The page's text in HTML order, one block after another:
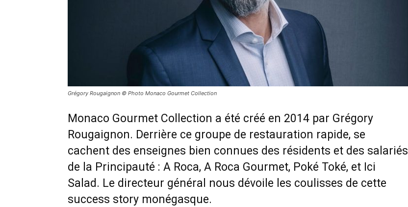
Grégory Rougaignon © Photo Monaco Gourmet Collection
Monaco Gourmet Collection a été créé en 2014 par Grégory
Rougaignon. Derrière ce groupe de restauration rapide, se
cachent des enseignes bien connues des résidents et des salariés
de la Principauté : A Roca, A Roca Gourmet, Poké Toké, et Ici
Salad. Le directeur général nous dévoile les coulisses de cette
success story monégasque.